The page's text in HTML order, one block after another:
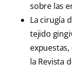
sobre las
La cirugía
tejido
la Revista